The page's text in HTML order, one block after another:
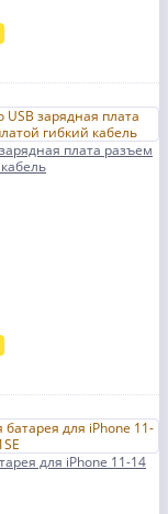
плата разъем
для iPhone 11-14